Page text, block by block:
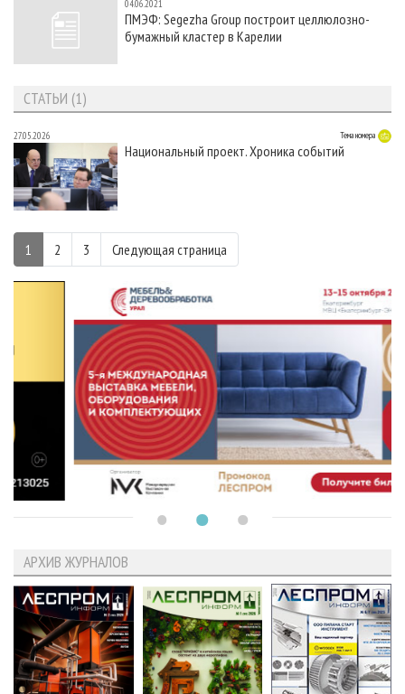
04.06.2021
ПМЭФ: Segezha Group построит целлюлозно-
бумажный кластер в Карелии
СТАТЬИ (1)
27.05.2026 Тема номера
Национальный проект. Хроника событий
1 2 3 Следующая страница
АРХИВ ЖУРНАЛОВ